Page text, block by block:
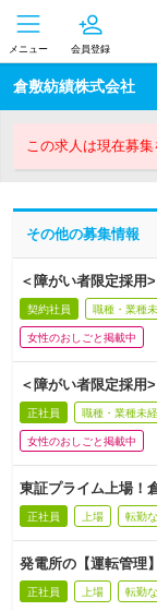
メニュー 会員登録
倉敷紡績株式会社
この求人は現在募集
その他の募集情報
＜障がい者限定採用
契約社員 職種・業種
女性のおしごと掲載中
＜障がい者限定採用
正社員 職種・業種未
女性のおしごと掲載中
東証プライム上場！
正社員 上場 転勤
発電所の【運転管理
正社員 上場 転勤